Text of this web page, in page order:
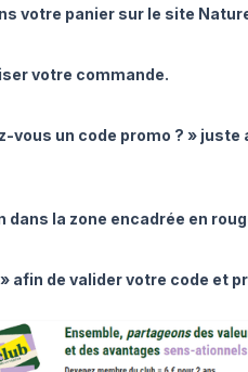
votre panier sur le site
votre commande.
vous un code promo ? »
la zone encadrée en
afin de valider votre code et